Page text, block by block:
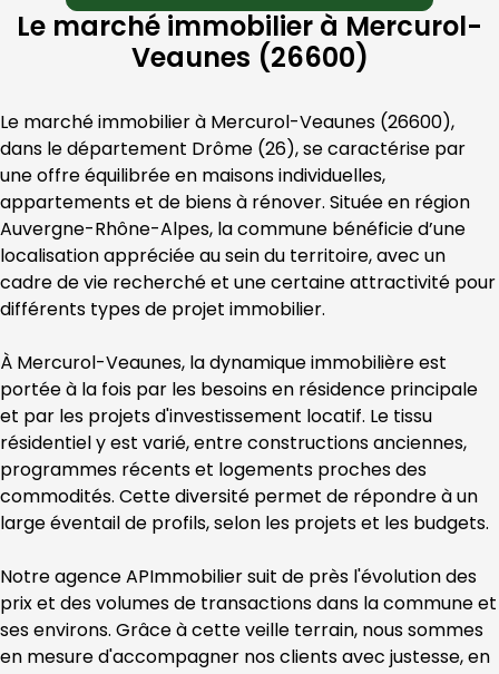
Le marché immobilier à Mercurol-
Veaunes (26600)
Le marché immobilier à Mercurol-Veaunes (26600),
dans le département Drôme (26), se caractérise par
une offre équilibrée en maisons individuelles,
Auvergne-Rhône-Alpes, la commune bénéficie d’une
localisation appréciée au sein du territoire, avec un
cadre de vie recherché et une certaine attractivité pour
différents types de projet immobilier.
À Mercurol-Veaunes, la dynamique immobilière est
portée à la fois par les besoins en résidence principale
et par les projets d'investissement locatif. Le tissu
résidentiel y est varié, entre constructions anciennes,
programmes récents et logements proches des
commodités. Cette diversité permet de répondre à un
large éventail de profils, selon les projets et les budgets.
Notre agence APImmobilier suit de près l'évolution des
prix et des volumes de transactions dans la commune et
ses environs. Grâce à cette veille terrain, nous sommes
en mesure d'accompagner nos clients avec justesse, en